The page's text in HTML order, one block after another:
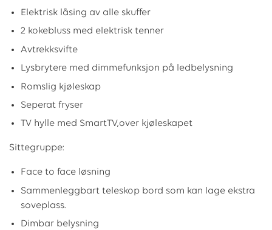
Elektrisk låsing av alle skuffer
2 kokebluss med elektrisk tenner
Avtrekksvifte
Lysbrytere med dimmefunksjon på ledbelysning
Romslig kjøleskap
Seperat fryser
TV hylle med SmartTV,over kjøleskapet
Sittegruppe:
Face to face løsning
Sammenleggbart teleskop bord som kan lage ekstra
soveplass.
Dimbar belysning